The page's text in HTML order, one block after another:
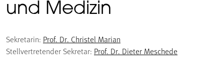
und Medizin
Sekretarin: Prof. Dr. Christel Marian
Stellvertretender Sekretar: Prof. Dr. Dieter Meschede